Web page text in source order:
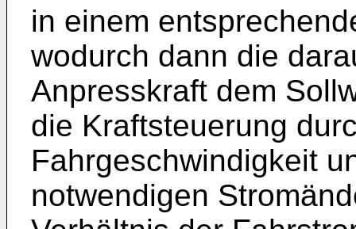
in einem
wodurch dann die
Anpresskraft dem
die Kraftsteuerung
Fahrgeschwindigkeit
notwendigen